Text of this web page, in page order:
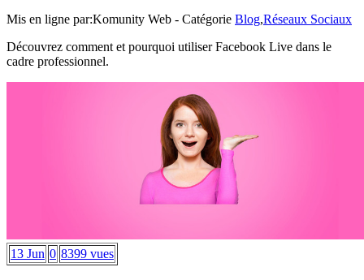
Mis en ligne par:Komunity Web - Catégorie Blog,Réseaux Sociaux
Découvrez comment et pourquoi utiliser Facebook Live dans le
cadre professionnel.
13 Jun 0 8399 vues